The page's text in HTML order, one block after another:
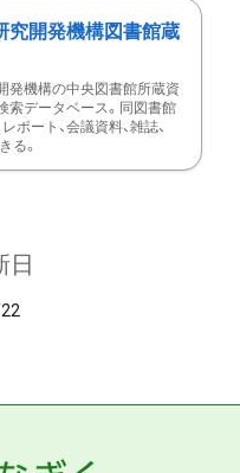
究開発機構図書館蔵
発機構の中央図書館所蔵資
索データベース。同図書館
ポート、会議資料、雑誌、
る。
日